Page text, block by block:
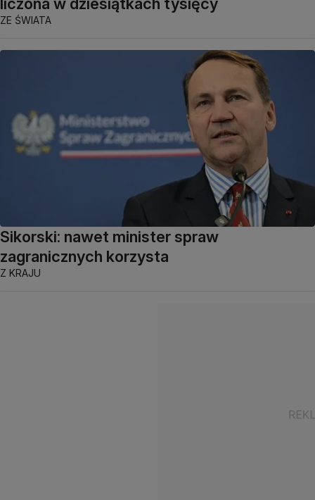
liczona w dziesiątkach tysięcy
ZE ŚWIATA
Sikorski: nawet minister spraw
zagranicznych korzysta
Z KRAJU